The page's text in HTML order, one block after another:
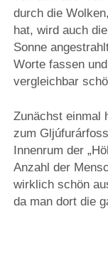
durch die
hat, wird auch
Sonne
Worte fassen
vergleichbar
Zunächst einmal
zum
Innenrum der
Anzahl der
wirklich schön
da man dort die